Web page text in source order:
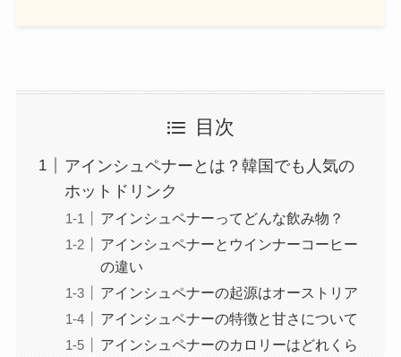
目次
アインシュペナーとは？韓国でも人気の
ホットドリンク
アインシュペナーってどんな飲み物？
アインシュペナーとウインナーコーヒー
の違い
アインシュペナーの起源はオーストリア
アインシュペナーの特徴と甘さについて
アインシュペナーのカロリーはどれくら